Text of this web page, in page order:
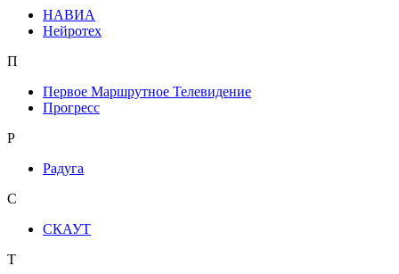
НАВИА
Нейротех
П
Первое Маршрутное Телевидение
Прогресс
Р
Радуга
С
СКАУТ
Т